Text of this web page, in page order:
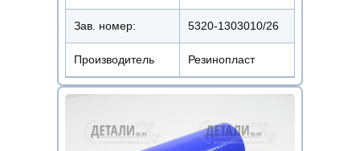
Зав. номер: 5320-1303010/26
Производитель Резинопласт